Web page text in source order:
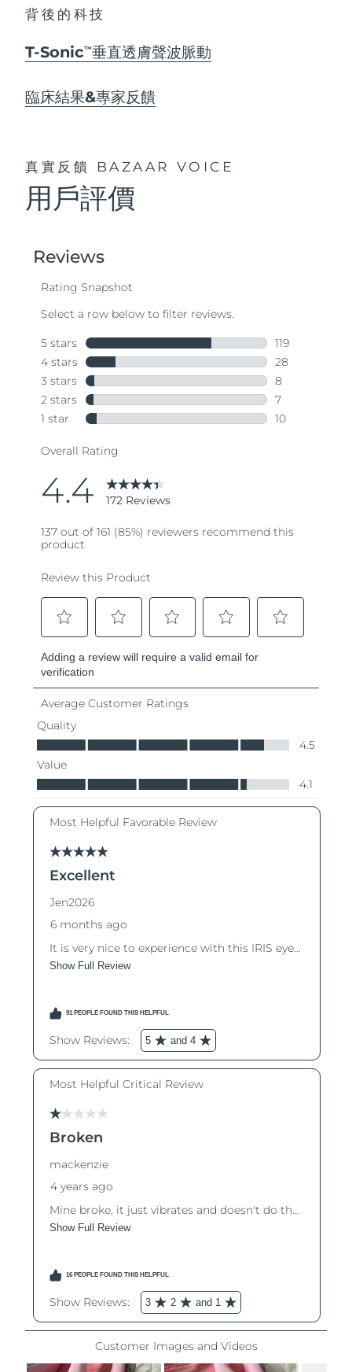
背後的科技
T-SonicTM 垂直透膚聲波脈動
臨床結果&專家反饋
真實反饋 BAZAAR VOICE
用戶評價